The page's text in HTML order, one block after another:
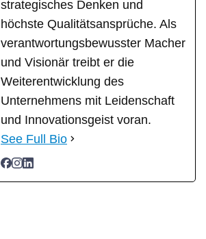
strategisches Denken und
höchste Qualitätsansprüche. Als
verantwortungsbewusster Macher
und Visionär treibt er die
Weiterentwicklung des
Unternehmens mit Leidenschaft
und Innovationsgeist voran.
See Full Bio